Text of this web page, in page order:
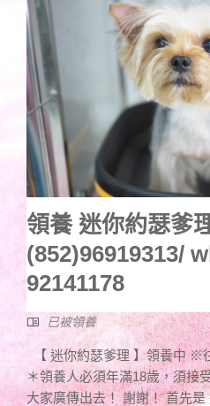
領養 迷你約瑟爹
(852)96919313/
92141178
已被領養
【 迷你約瑟爹理 】領養中 ※
＊領養人必須年滿18歲，須接
大家廣傳出去！ 謝謝！ 首先